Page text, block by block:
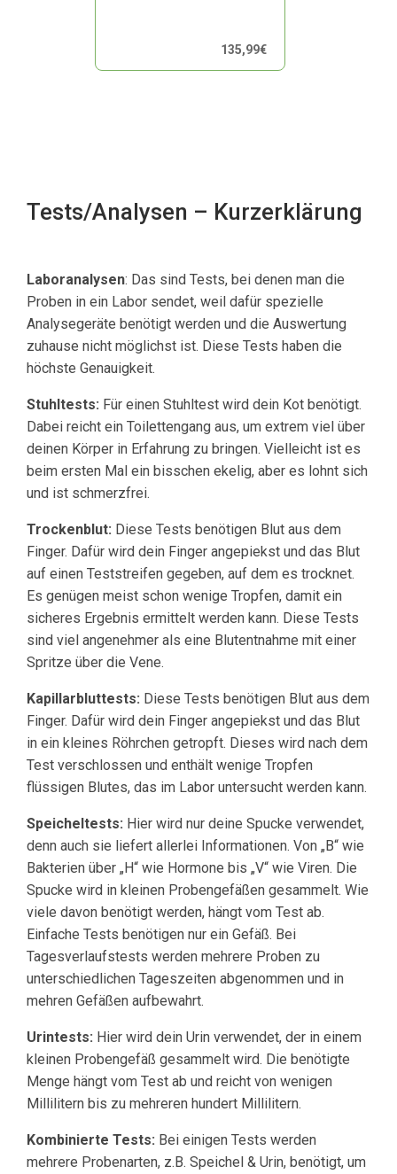
135,99€
Tests/Analysen – Kurzerklärung
Laboranalysen: Das sind Tests, bei denen man die
Proben in ein Labor sendet, weil dafür spezielle
Analysegeräte benötigt werden und die Auswertung
zuhause nicht möglichst ist. Diese Tests haben die
höchste Genauigkeit.
Stuhltests: Für einen Stuhltest wird dein Kot benötigt.
Dabei reicht ein Toilettengang aus, um extrem viel über
deinen Körper in Erfahrung zu bringen. Vielleicht ist es
beim ersten Mal ein bisschen ekelig, aber es lohnt sich
und ist schmerzfrei.
Trockenblut: Diese Tests benötigen Blut aus dem
Finger. Dafür wird dein Finger angepiekst und das Blut
auf einen Teststreifen gegeben, auf dem es trocknet.
Es genügen meist schon wenige Tropfen, damit ein
sicheres Ergebnis ermittelt werden kann. Diese Tests
sind viel angenehmer als eine Blutentnahme mit einer
Spritze über die Vene.
Kapillarbluttests: Diese Tests benötigen Blut aus dem
Finger. Dafür wird dein Finger angepiekst und das Blut
in ein kleines Röhrchen getropft. Dieses wird nach dem
Test verschlossen und enthält wenige Tropfen
flüssigen Blutes, das im Labor untersucht werden kann.
Speicheltests: Hier wird nur deine Spucke verwendet,
denn auch sie liefert allerlei Informationen. Von „B“ wie
Bakterien über „H“ wie Hormone bis „V“ wie Viren. Die
Spucke wird in kleinen Probengefäßen gesammelt. Wie
viele davon benötigt werden, hängt vom Test ab.
Einfache Tests benötigen nur ein Gefäß. Bei
Tagesverlaufstests werden mehrere Proben zu
unterschiedlichen Tageszeiten abgenommen und in
mehren Gefäßen aufbewahrt.
Urintests: Hier wird dein Urin verwendet, der in einem
kleinen Probengefäß gesammelt wird. Die benötigte
Menge hängt vom Test ab und reicht von wenigen
Millilitern bis zu mehreren hundert Millilitern.
Kombinierte Tests: Bei einigen Tests werden
mehrere Probenarten, z.B. Speichel & Urin, benötigt, um